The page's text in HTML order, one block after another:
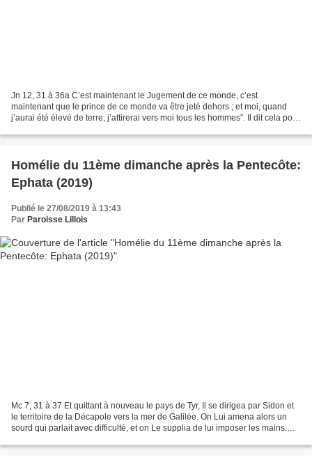
Jn 12, 31 à 36a C’est maintenant le Jugement de ce monde, c’est
maintenant que le prince de ce monde va être jeté dehors ; et moi, quand
j’aurai été élevé de terre, j’attirerai vers moi tous les hommes”. Il dit cela pour
Homélie du 11ème dimanche après la Pentecôte:
Ephata (2019)
Publié le 27/08/2019 à 13:43
Par Paroisse Lillois
Mc 7, 31 à 37 Et quittant à nouveau le pays de Tyr, Il se dirigea par Sidon et
le territoire de la Décapole vers la mer de Galilée. On Lui amena alors un
sourd qui parlait avec difficulté, et on Le supplia de lui imposer les mains.